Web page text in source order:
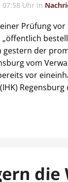
07:58 Uhr in
Prüfung vor
gestern der
vom
vor
Regensburg
die